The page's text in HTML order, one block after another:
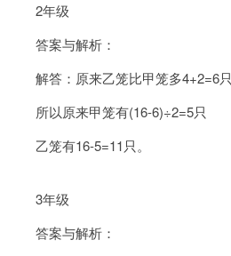
2年级
答案与解析：
解答：原来乙笼比甲笼多4+2=6只
所以原来甲笼有(16-6)÷2=5只
乙笼有16-5=11只。
3年级
答案与解析：